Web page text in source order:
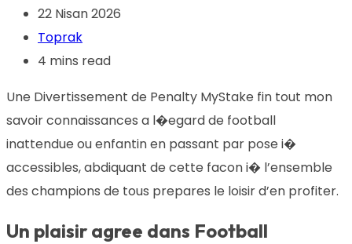
22 Nisan 2026
Toprak
4 mins read
Une Divertissement de Penalty MyStake fin tout mon
savoir connaissances a l�egard de football
inattendue ou enfantin en passant par pose i�
accessibles, abdiquant de cette facon i� l’ensemble
des champions de tous prepares le loisir d’en profiter.
Un plaisir agree dans Football